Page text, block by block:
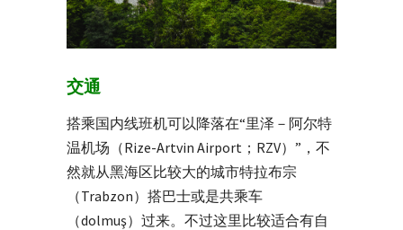
交通
搭乘国内线班机可以降落在“里泽－阿尔特
温机场（Rize-Artvin Airport；RZV）”，不
然就从黑海区比较大的城市特拉布宗
（Trabzon）搭巴士或是共乘车
（dolmuş）过来。不过这里比较适合有自